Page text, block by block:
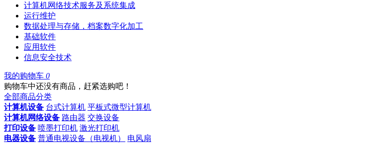
计算机网络技术服务及系统集成
运行维护
数据处理与存储，档案数字化加工
基础软件
应用软件
信息安全技术
我的购物车 0
购物车中还没有商品，赶紧选购吧！
全部商品分类
计算机设备 台式计算机 平板式微型计算机
计算机网络设备 路由器 交换设备
打印设备 喷墨打印机 激光打印机
电器设备 普通电视设备（电视机）
电风扇